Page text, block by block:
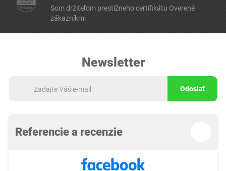
Som držiteľom prestížneho certifikátu Overené
zákazníkmi
Newsletter
Odoslať
Referencie a recenzie